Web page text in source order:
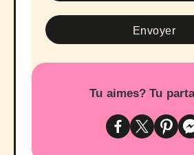
Tu aimes? Tu